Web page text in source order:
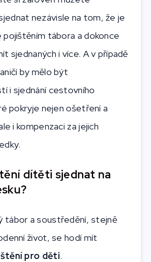
nezávisle na tom, že je
pojištěním tábora a dokonce
sjednaných i více. A v případě
by mělo být
i sjednání cestovního
pokryje nejen ošetření a
i kompenzaci za jejich
dítěti sjednat na
tábor a soustředění, stejně
život, se hodí mít
pro děti.